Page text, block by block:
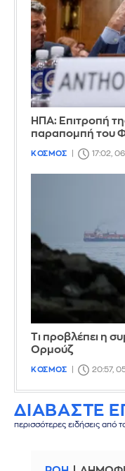
ΗΠΑ: Επιτροπή
παραπομπή του
ΚΟΣΜΟΣ 17:02,
Τι προβλέπει η
Ορμούζ
ΚΟΣΜΟΣ 20:57,
ΔΙΑΒΑΣΤΕ
περισσότερες ειδήσεις από